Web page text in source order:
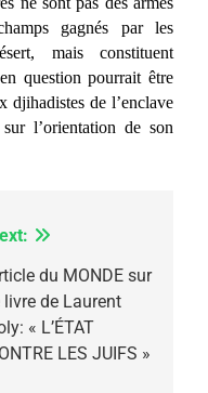
gagnés par les
mais constituent
question pourrait être
djihadistes de l’enclave
l’orientation de son
du MONDE sur
livre de Laurent
« L’ÉTAT
LES JUIFS »